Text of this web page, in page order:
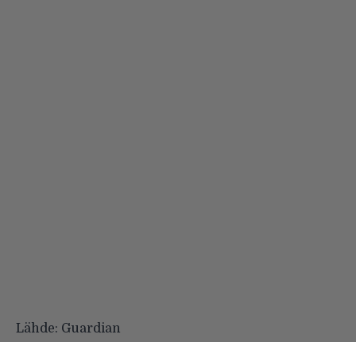
Lähde: Guardian